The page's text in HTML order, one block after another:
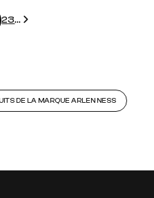
23... Suivant
DE LA MARQUE ARLEN NESS